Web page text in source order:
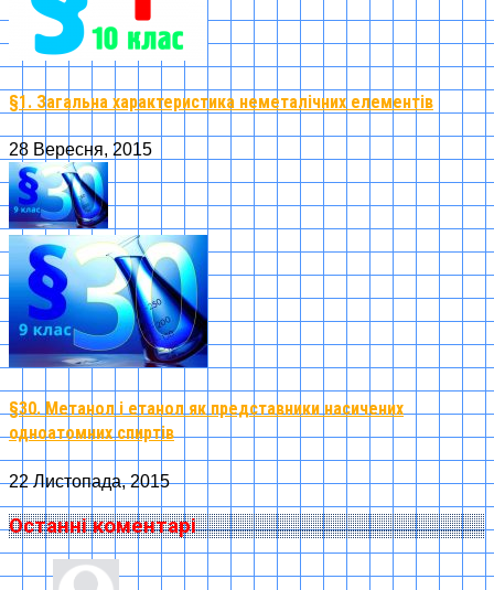
§1. Загальна характеристика неметалічних елементів
28 Вересня, 2015
§30. Метанол і етанол як представники насичених
одноатомних спиртів
22 Листопада, 2015
Останні коментарі